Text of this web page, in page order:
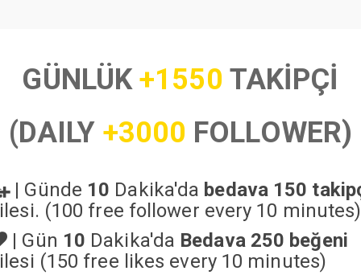
GÜNLÜK+1550 TAKİPÇİ
(DAILY +3000 FOLLOWER)
| Günde 10 Dakika'da bedava 150
(100 free follower every 10 minutes)
| Gün 10 Dakika'da Bedava 250 beğeni
(150 free likes every 10 minutes)